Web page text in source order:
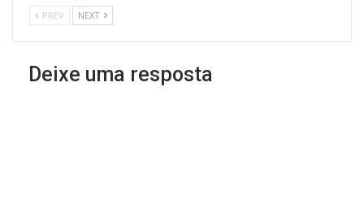
PREV NEXT
Deixe uma resposta